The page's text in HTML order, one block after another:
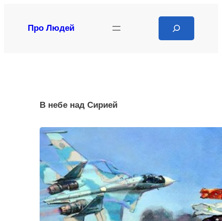
содержимому
Про Людей
В небе над Сирией